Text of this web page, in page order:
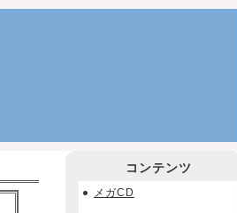
コンテンツ
メガCD